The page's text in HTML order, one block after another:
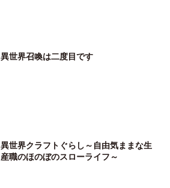
異世界召喚は二度目です
異世界クラフトぐらし～自由気ままな生
産職のほのぼのスローライフ～